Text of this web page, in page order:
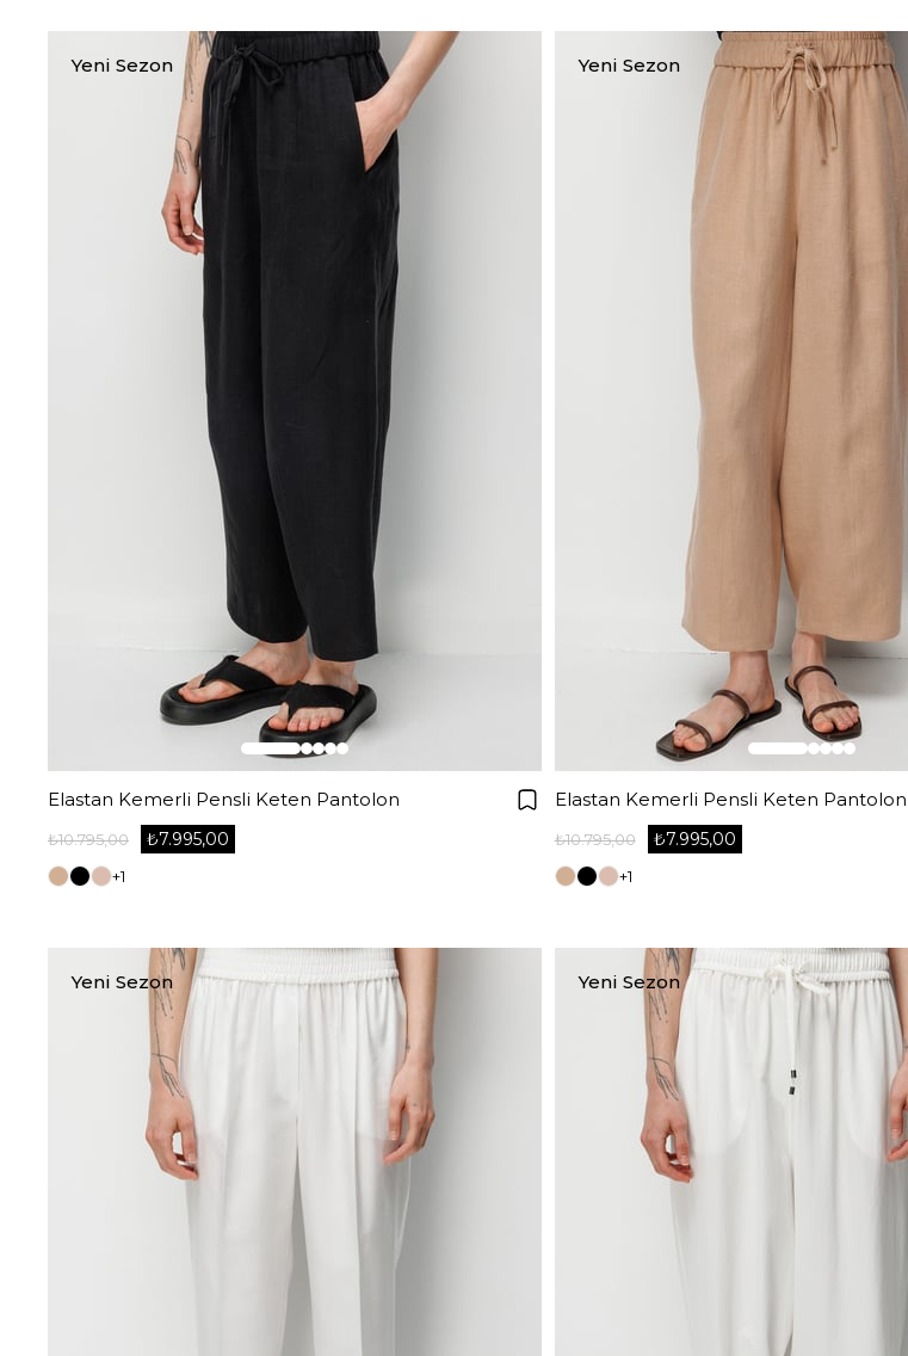
Elastan Kemerli Pensli Keten Pantolon
₺7.995,00
₺10.795,00
+1
Yeni Sezon
Elastan Kemerli Pensli Keten Pantolon
₺7.995,00
₺10.795,00
+1
Yeni Sezon
Yeni Sezon Yeni Sezon